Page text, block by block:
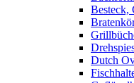
Besteck,
Dutch